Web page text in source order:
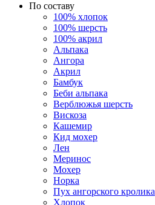
По составу
100% хлопок
100% шерсть
100% акрил
Альпака
Ангора
Акрил
Бамбук
Беби альпака
Верблюжья шерсть
Вискоза
Кашемир
Кид мохер
Лен
Меринос
Мохер
Норка
Пух ангорского кролика
Хлопок